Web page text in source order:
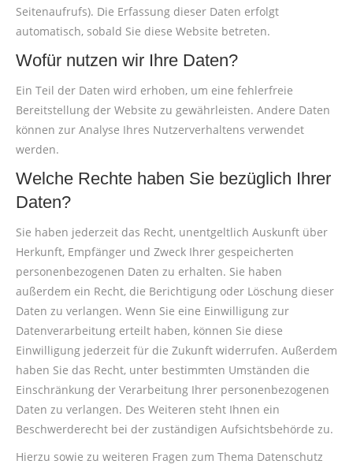
Seitenaufrufs). Die Erfassung dieser Daten erfolgt
automatisch, sobald Sie diese Website betreten.
Wofür nutzen wir Ihre Daten?
Ein Teil der Daten wird erhoben, um eine fehlerfreie
Bereitstellung der Website zu gewährleisten. Andere Daten
können zur Analyse Ihres Nutzerverhaltens verwendet
werden.
Welche Rechte haben Sie bezüglich Ihrer
Daten?
Sie haben jederzeit das Recht, unentgeltlich Auskunft über
Herkunft, Empfänger und Zweck Ihrer gespeicherten
personenbezogenen Daten zu erhalten. Sie haben
außerdem ein Recht, die Berichtigung oder Löschung dieser
Daten zu verlangen. Wenn Sie eine Einwilligung zur
Datenverarbeitung erteilt haben, können Sie diese
Einwilligung jederzeit für die Zukunft widerrufen. Außerdem
haben Sie das Recht, unter bestimmten Umständen die
Einschränkung der Verarbeitung Ihrer personenbezogenen
Daten zu verlangen. Des Weiteren steht Ihnen ein
Beschwerderecht bei der zuständigen Aufsichtsbehörde zu.
Hierzu sowie zu weiteren Fragen zum Thema Datenschutz